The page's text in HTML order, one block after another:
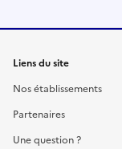
Liens du site
Nos établissements
Partenaires
Une question ?